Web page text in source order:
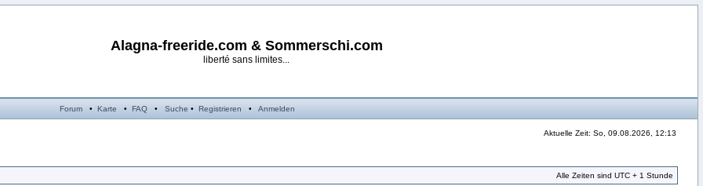
Alagna-freeride.com & Sommerschi.com
liberté sans limites...
Forum• Karte • FAQ• Suche • Registrieren • Anmelden
Aktuelle Zeit: So, 09.08.2026, 12:13
Alle Zeiten sind UTC + 1 Stunde